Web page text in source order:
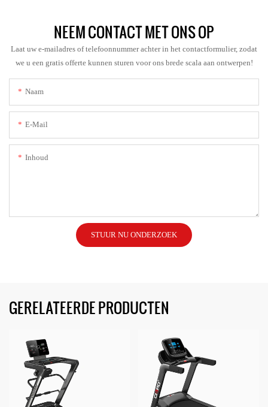
NEEM CONTACT MET ONS OP
Laat uw e-mailadres of telefoonnummer achter in het contactformulier, zodat
we u een gratis offerte kunnen sturen voor ons brede scala aan ontwerpen!
Naam
E-Mail
Inhoud
STUUR NU ONDERZOEK
GERELATEERDE PRODUCTEN